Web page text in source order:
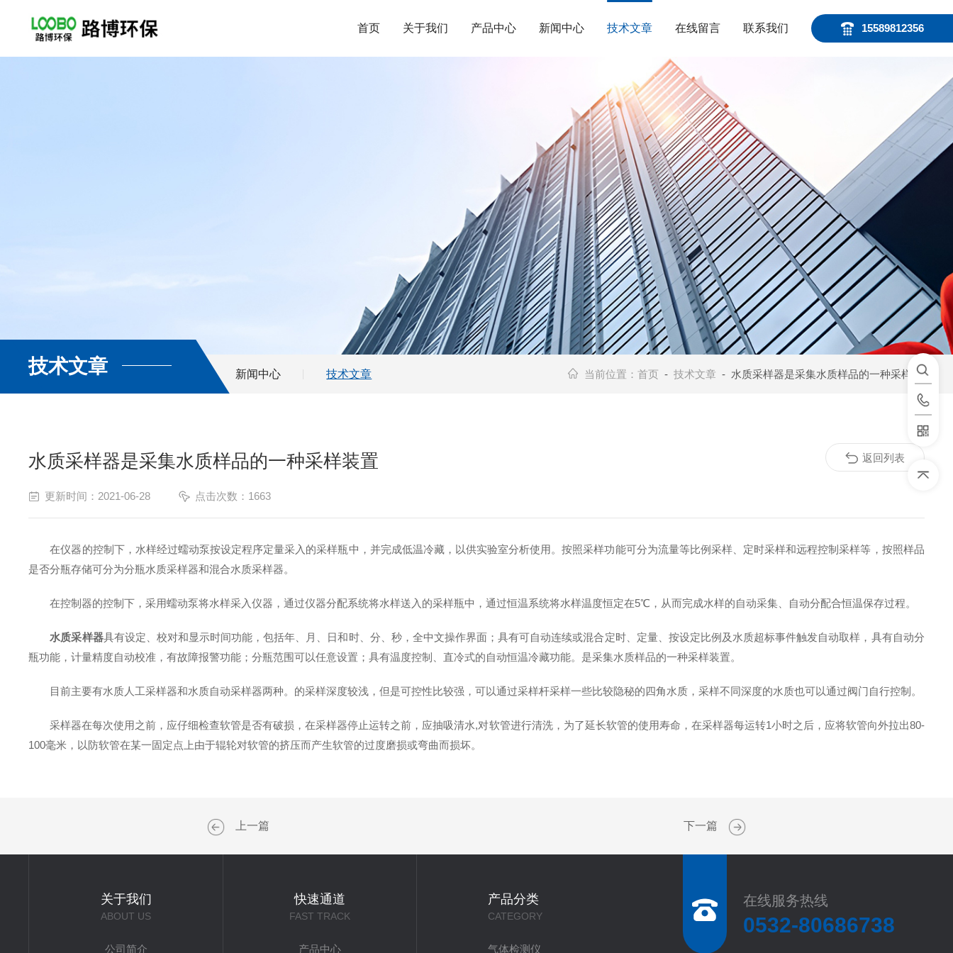
15589812356
首页 关于我们 产品中心 新闻中心 技术文章 在线留言 联系我们
技术文章 新闻中心 技术文章 当前位置：首页 -技术文章 - 水质采样器是采集水质样品的一种采样装置
水质采样器是采集水质样品的一种采样装置
更新时间：2021-06-28 点击次数：1663
在仪器的控制下，水样经过蠕动泵按设定程序定量采入的采样瓶中，并完成低温冷藏，以供实验室分析使用。按照采样功能可分为流量等比例采样、定时采样和远程控制采样等，按照样品
是否分瓶存储可分为分瓶水质采样器和混合水质采样器。
在控制器的控制下，采用蠕动泵将水样采入仪器，通过仪器分配系统将水样送入的采样瓶中，通过恒温系统将水样温度恒定在5℃，从而完成水样的自动采集、自动分配合恒温保存过程。
水质采样器具有设定、校对和显示时间功能，包括年、月、日和时、分、秒，全中文操作界面；具有可自动连续或混合定时、定量、按设定比例及水质超标事件触发自动取样，具有自动分
瓶功能，计量精度自动校准，有故障报警功能；分瓶范围可以任意设置；具有温度控制、直冷式的自动恒温冷藏功能。是采集水质样品的一种采样装置。
目前主要有水质人工采样器和水质自动采样器两种。的采样深度较浅，但是可控性比较强，可以通过采样杆采样一些比较隐秘的四角水质，采样不同深度的水质也可以通过阀门自行控制。
采样器在每次使用之前，应仔细检查软管是否有破损，在采样器停止运转之前，应抽吸清水,对软管进行清洗，为了延长软管的使用寿命，在采样器每运转1小时之后，应将软管向外拉出80-
100毫米，以防软管在某一固定点上由于辊轮对软管的挤压而产生软管的过度磨损或弯曲而损坏。
返回列表
上一篇 下一篇
关于我们
ABOUT US
公司简介
快速通道
FAST TRACK
产品中心
产品分类
CATEGORY
气体检测仪
在线服务热线
0532-80686738